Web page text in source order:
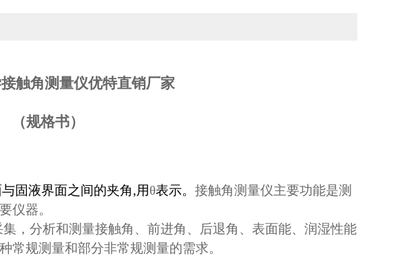
触角测量仪优特直销厂家
（规格书）
固液界面之间的夹角,用θ表示。 接触角测量仪主要功能是测
仪器。
， 分析和测量接触角、前进角、后退角、表面能、润湿性能
常规测量和部分非常规测量的需求。